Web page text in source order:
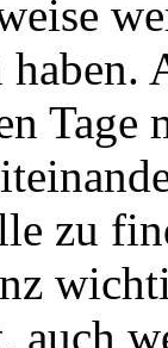
Tage
zu
auch